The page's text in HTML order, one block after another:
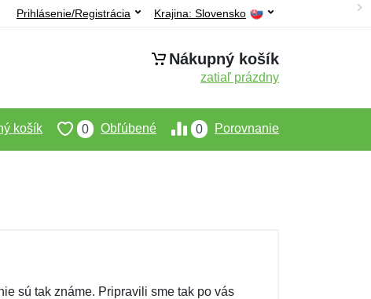
Krajina: Slovensko
Prihlásenie/Registrácia
Nákupný košík
zatiaľ prázdny
0 Porovnanie
0 Obľúbené
košík
sú tak známe. Pripravili sme tak po vás